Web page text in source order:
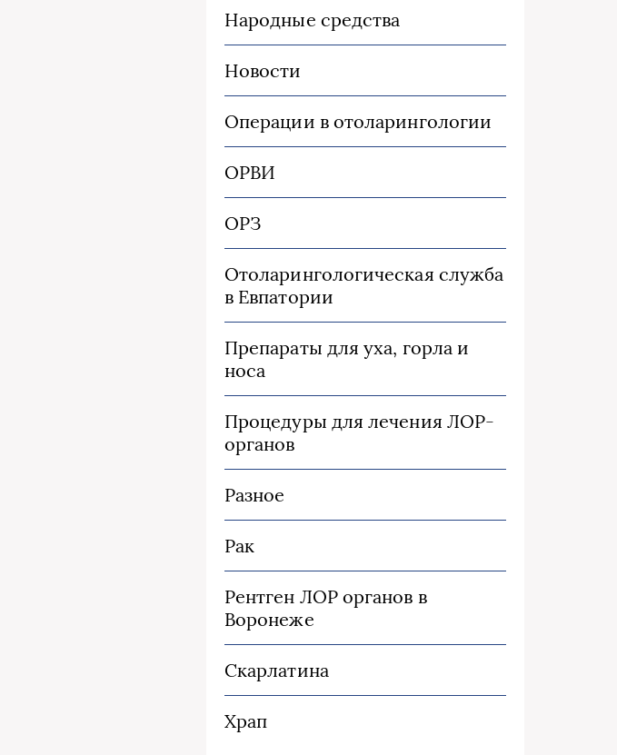
Народные средства
Новости
Операции в отоларингологии
ОРВИ
ОРЗ
Отоларингологическая служба
в Евпатории
Препараты для уха, горла и
носа
Процедуры для лечения ЛОР-
органов
Разное
Рак
Рентген ЛОР органов в
Воронеже
Скарлатина
Храп